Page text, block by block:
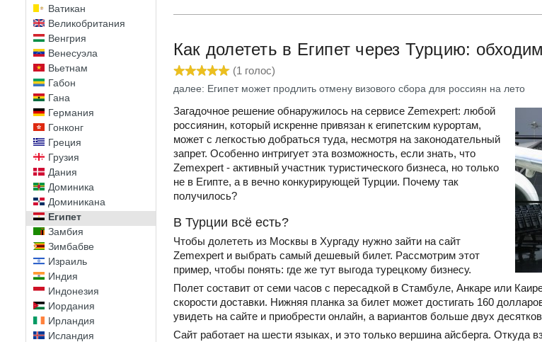
Ватикан
Великобритания
Венгрия
Венесуэла
Вьетнам
Габон
Гана
Германия
Гонконг
Греция
Грузия
Дания
Доминика
Доминикана
Египет
Замбия
Зимбабве
Израиль
Индия
Индонезия
Иордания
Ирландия
Исландия
Как долететь в Египет через Турцию:
(1 голос)
далее: Египет может продлить отмену визового сбора для россиян на лето
Загадочное решение обнаружилось на сервисе Zemexpert: любой
россиянин, который искренне привязан к египетским курортам,
может с легкостью добраться туда, несмотря на законодательный
запрет. Особенно интригует эта возможность, если знать, что
Zemexpert - активный участник туристического бизнеса, но только
не в Египте, а в вечно конкурирующей Турции. Почему так
получилось?
В Турции всё есть?
Чтобы долететь из Москвы в Хургаду нужно зайти на сайт
Zemexpert и выбрать самый дешевый билет. Рассмотрим этот
пример, чтобы понять: где же тут выгода турецкому бизнесу.
Полет составит от семи часов с пересадкой в Стамбуле, Анкаре или
скорости доставки. Нижняя планка за билет может достигать 160
увидеть на сайте и приобрести онлайн, а вариантов больше двух
Сайт работает на шести языках, и это только вершина айсберга. Откуда